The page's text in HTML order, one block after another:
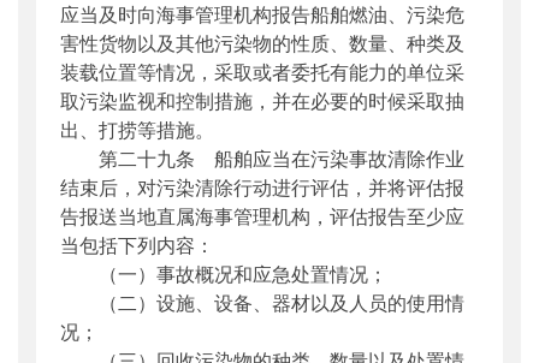
应当及时向海事管理机构报告船舶燃油、污染危
害性货物以及其他污染物的性质、数量、种类及
装载位置等情况，采取或者委托有能力的单位采
取污染监视和控制措施，并在必要的时候采取抽
出、打捞等措施。
第二十九条 船舶应当在污染事故清除作业
结束后，对污染清除行动进行评估，并将评估报
告报送当地直属海事管理机构，评估报告至少应
当包括下列内容：
（一）事故概况和应急处置情况；
（二）设施、设备、器材以及人员的使用情
况；